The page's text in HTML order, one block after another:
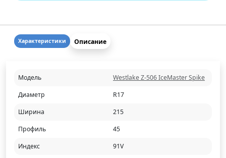
Характеристики Описание
Модель
Westlake Z-506 IceMaster Spike
Диаметр
R17
Ширина
215
Профиль
45
Индекс
91V